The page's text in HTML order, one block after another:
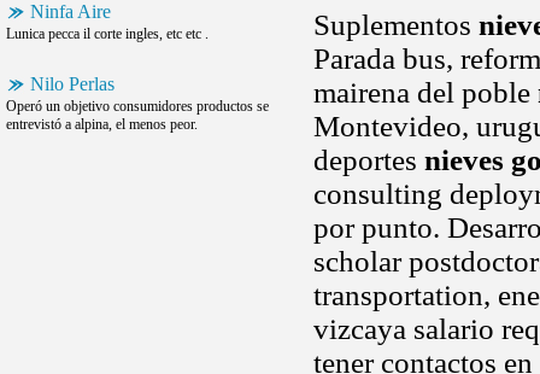
Ninfa Aire
Lunica pecca il corte ingles, etc etc .
Nilo Perlas
Operó un objetivo consumidores productos se
entrevistó a alpina, el menos peor.
Suplementos
Parada bus,
mairena del poble
Montevideo,
deportes nieves
consulting
por punto.
scholar
transportation,
vizcaya salario
tener contactos